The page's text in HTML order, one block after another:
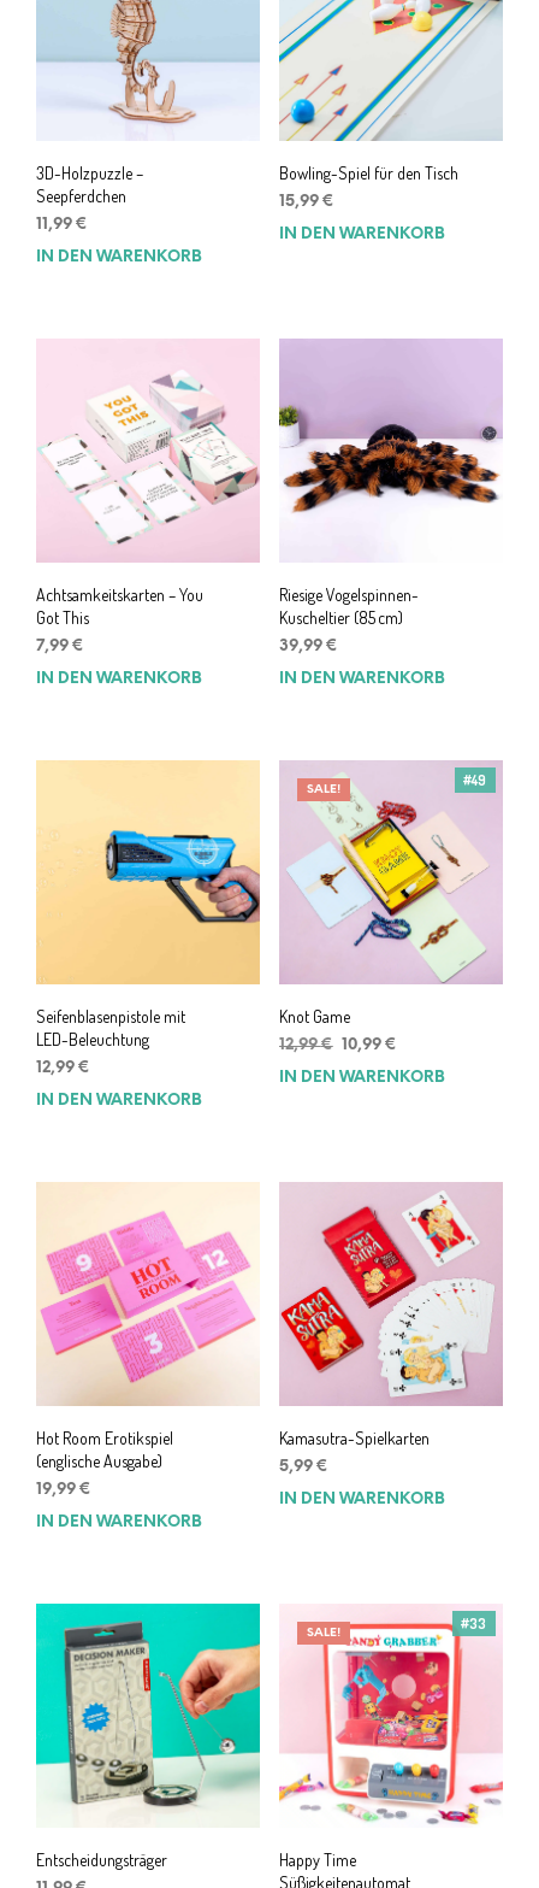
3D-Holzpuzzle –
Seepferdchen
11,99 €
IN DEN WARENKORB
Bowling-Spiel für den Tisch
15,99 €
IN DEN WARENKORB
Achtsamkeitskarten – You
Got This
7,99 €
IN DEN WARENKORB
Riesige Vogelspinnen-
Kuscheltier (85 cm)
39,99 €
IN DEN WARENKORB
Seifenblasenpistole mit
LED-Beleuchtung
12,99 €
IN DEN WARENKORB
SALE!
#49
Knot Game
12,99€ Ursprünglicher
Preis
10,99 €Aktueller
Preis
IN DEN WARENKORB
Hot Room Erotikspiel
(englische Ausgabe)
19,99 €
IN DEN WARENKORB
Kamasutra-Spielkarten
5,99 €
IN DEN WARENKORB
Entscheidungsträger
SALE!
#33
Happy Time
Süßigkeitenautomat